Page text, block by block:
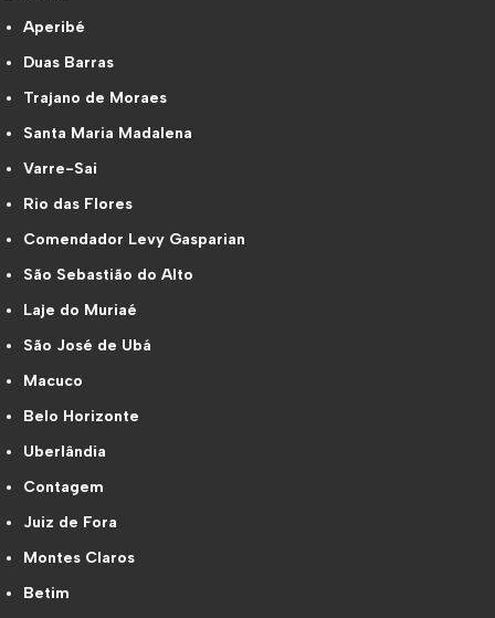
Aperibé
Duas Barras
Trajano de Moraes
Santa Maria Madalena
Varre-Sai
Rio das Flores
Comendador Levy Gasparian
São Sebastião do Alto
Laje do Muriaé
São José de Ubá
Macuco
Belo Horizonte
Uberlândia
Contagem
Juiz de Fora
Montes Claros
Betim